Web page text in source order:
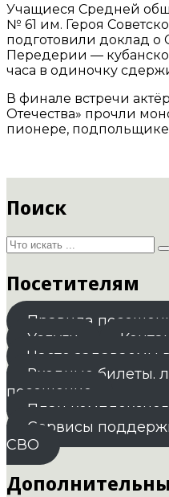
Учащиеся Средней
№ 61 им. Героя
подготовили доклад
Передерии —
часа в одиночку
В финале встречи
Отечества» прочли
пионере,
Поиск
Посетителям
Правила
Услуги
Часто задаваемы
Входные билеты.
посещение
План
Сервисы
СВО